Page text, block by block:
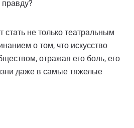
не только театральным
о том, что искусство
отражая его боль, его
даже в самые тяжелые